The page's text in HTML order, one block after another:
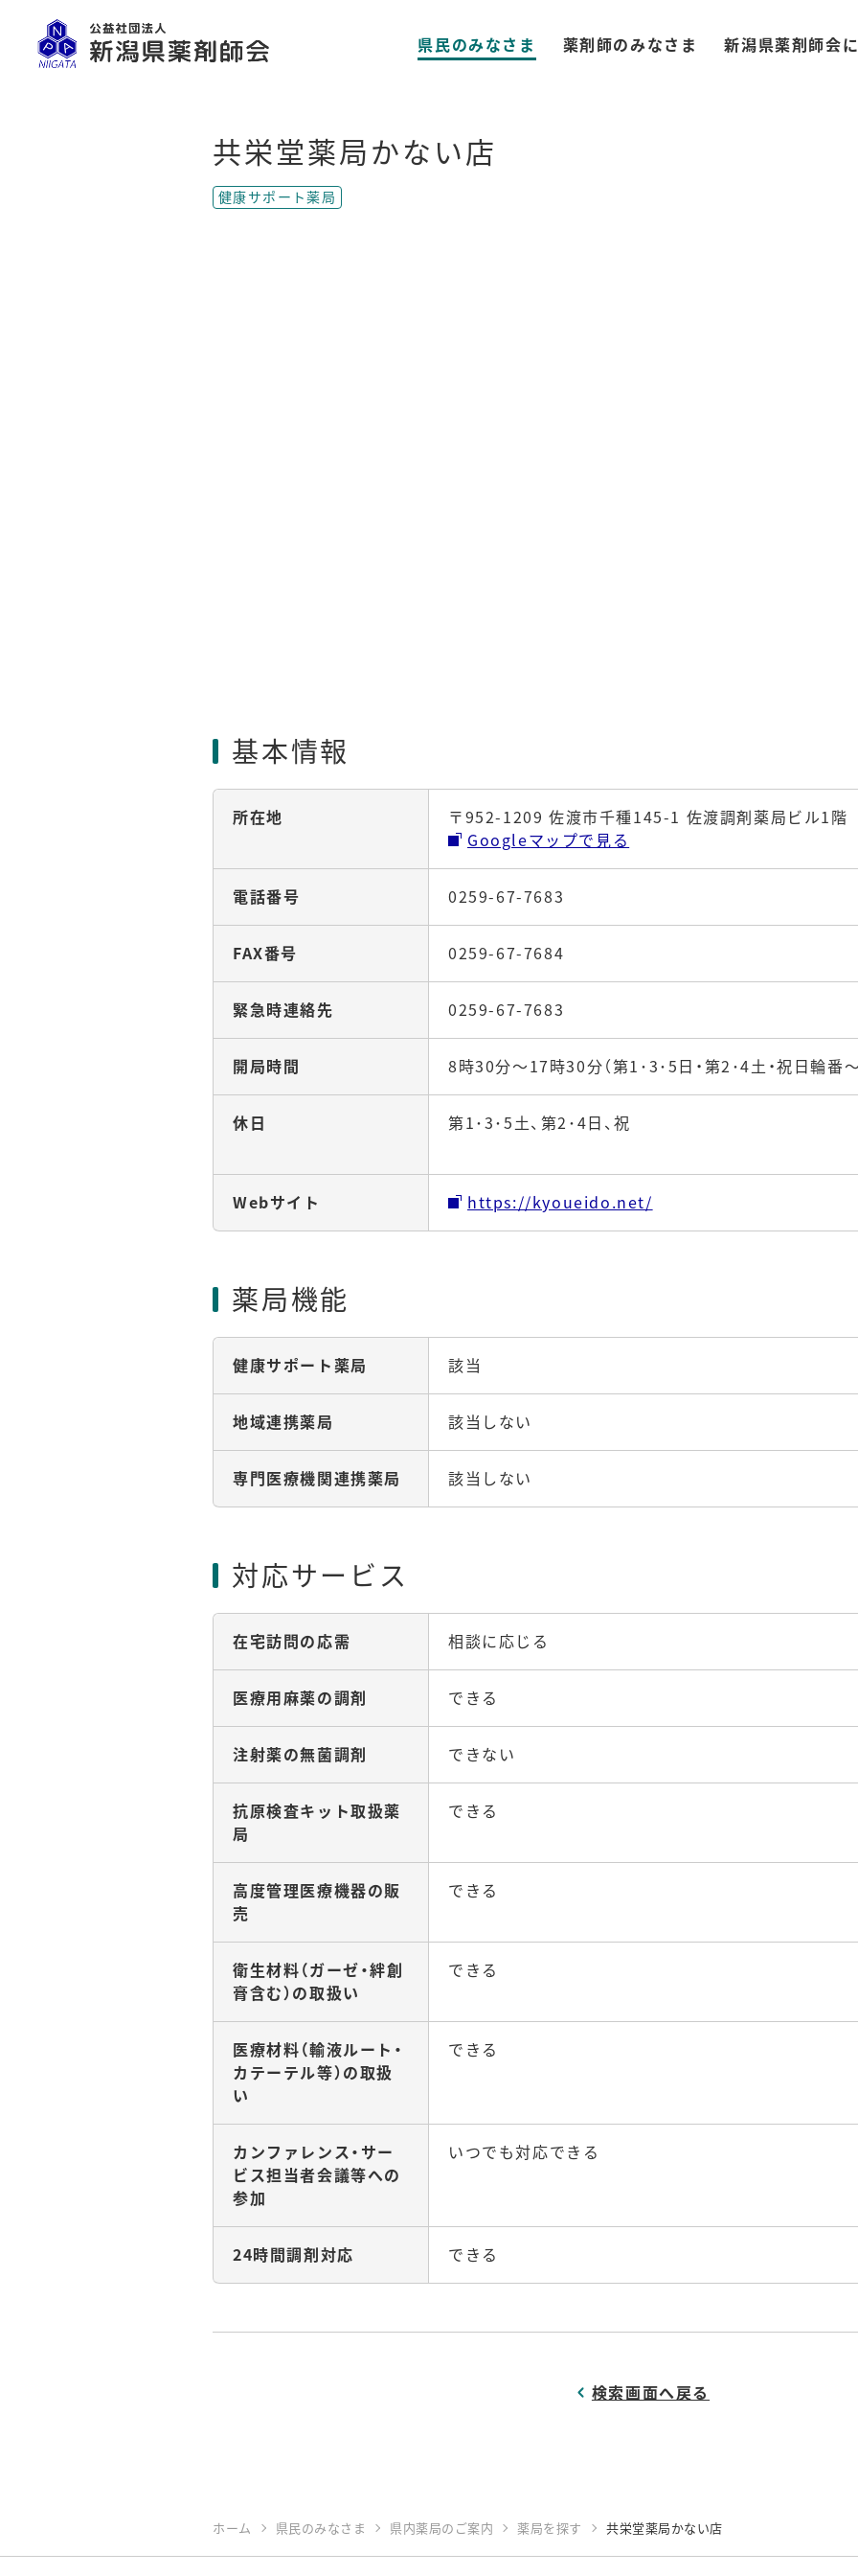
県民のみなさま 薬剤師のみなさま 新潟県薬剤師会
共栄堂薬局かない店
健康サポート薬局
基本情報
所在地
〒952-1209 佐渡市千種145-1 佐渡調剤薬局ビル1階
Googleマップで見る
電話番号 0259-67-7683
FAX番号 0259-67-7684
緊急時連絡先 0259-67-7683
開局時間 8時30分～17時30分（第1･3･5日・第2･4土・祝日輪番
休日 第1･3･5土、第2･4日、祝
Webサイト https://kyoueido.net/
薬局機能
健康サポート薬局 該当
地域連携薬局 該当しない
専門医療機関連携薬局 該当しない
対応サービス
在宅訪問の応需 相談に応じる
医療用麻薬の調剤 できる
注射薬の無菌調剤 できない
抗原検査キット取扱薬
局
できる
高度管理医療機器の販
売
できる
衛生材料（ガーゼ・絆創
膏含む）の取扱い
できる
医療材料（輸液ルート・
カテーテル等）の取扱
い
できる
カンファレンス・サー
ビス担当者会議等への
参加
いつでも対応できる
24時間調剤対応 できる
検索画面へ戻る
ホーム 県民のみなさま 県内薬局のご案内 薬局を探す 共栄堂薬局かない店